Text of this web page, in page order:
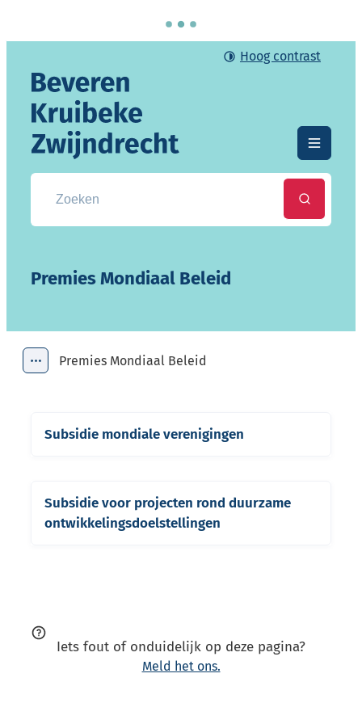
Hoog contrast
Gemeente Beveren-Kruibeke-Zwijndrecht
Zoeken
Menu
Premies Mondiaal Beleid
Toon alle broodkruimel items
Premies Mondiaal Beleid
Subsidie mondiale verenigingen
Subsidie voor projecten rond duurzame
ontwikkelingsdoelstellingen
Iets fout of onduidelijk op deze pagina?
Meld het ons.